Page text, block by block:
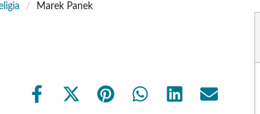
/ Marek Panek
Share
Share Share Share Share Share